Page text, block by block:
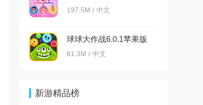
197.5M / 中文
球球大作战6.0.1苹果版
81.3M / 中文
新游精品榜